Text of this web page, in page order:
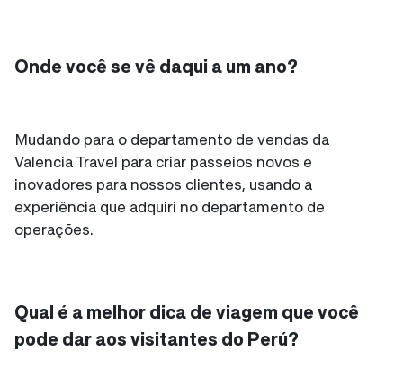
Onde você se vê daqui a um ano?
Mudando para o departamento de vendas da
Valencia Travel para criar passeios novos e
inovadores para nossos clientes, usando a
experiência que adquiri no departamento de
operações.
Qual é a melhor dica de viagem que você
pode dar aos visitantes do Perú?